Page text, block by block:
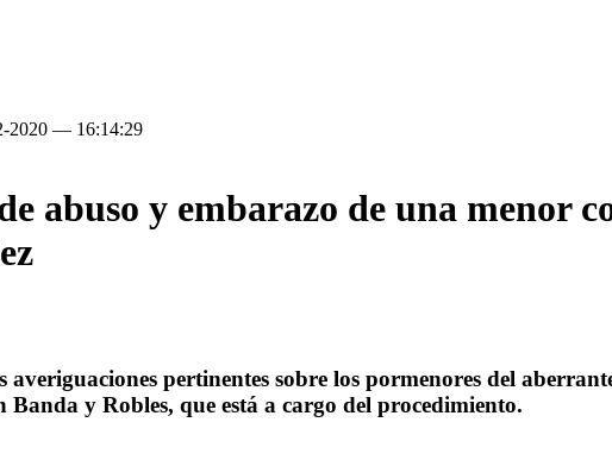
2020 — 16:14:29
abuso y embarazo de una menor
averiguaciones pertinentes sobre los pormenores del
Banda y Robles, que está a cargo del procedimiento.